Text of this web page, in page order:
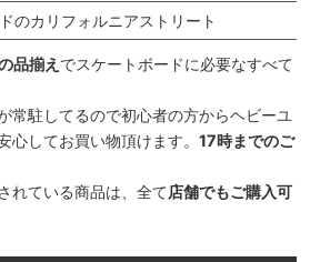
のカリフォルニアストリート
品揃え でスケートボードに必要なすべて
常駐してるので初心者の方からヘビーユ
心してお買い物頂けます。 17時までのご
れている商品は、全て店舗でもご購入可